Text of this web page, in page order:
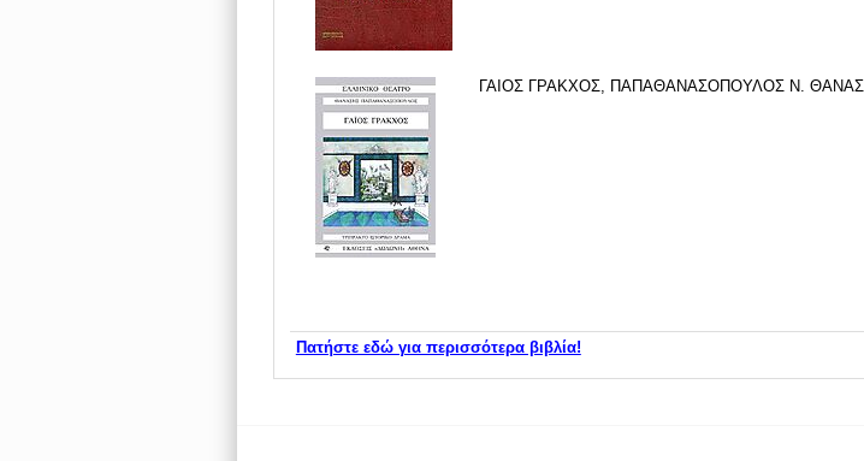
ΓΑΙΟΣ ΓΡΑΚΧΟΣ, ΠΑΠΑΘΑΝΑΣΟΠΟΥΛΟΣ Ν.
Πατήστε εδώ για περισσότερα βιβλία!